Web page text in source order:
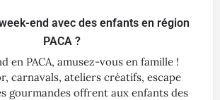
end avec des enfants en région
PACA ?
en PACA, amusez-vous en famille !
carnavals, ateliers créatifs, escape
gourmandes offrent aux enfants des